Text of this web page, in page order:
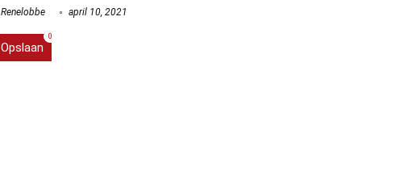
Renelobbe april 10, 2021
Opslaan
0